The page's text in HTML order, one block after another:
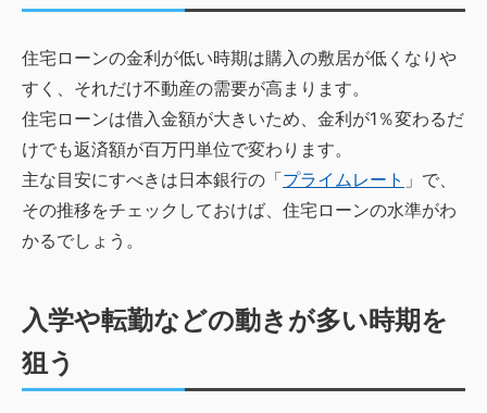
住宅ローンの金利が低い時期は購入の敷居が低くなりや
すく、それだけ不動産の需要が高まります。
住宅ローンは借入金額が大きいため、金利が1％変わるだ
けでも返済額が百万円単位で変わります。
主な目安にすべきは日本銀行の「プライムレート 」で、
その推移をチェックしておけば、住宅ローンの水準がわ
かるでしょう。
入学や転勤などの動きが多い時期を
狙う